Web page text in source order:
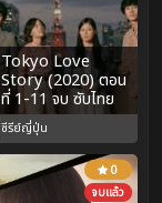
Tokyo Love
Story (2020) ตอน
ที่ 1-11 จบ ซับไทย
ซีรีย์ญี่ปุ่น
0
จบแล้ว